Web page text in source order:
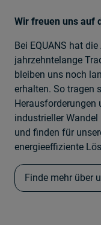
Wir freuen uns auf
Bei EQUANS hat
jahrzehntelange
bleiben uns noch
erhalten. So tragen
Herausforderungen
industrieller
und finden für
energieeffiziente
Finde mehr über